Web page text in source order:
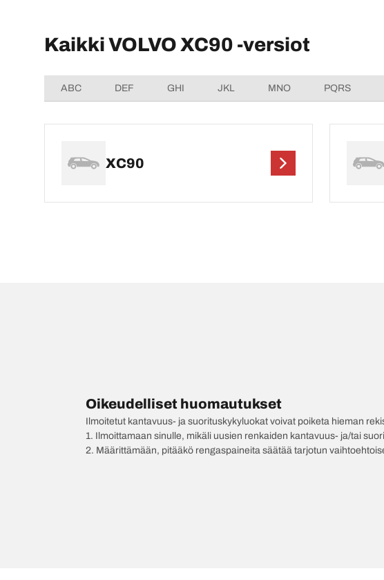
Kaikki VOLVO XC90 -versiot
ABC DEF GHI JKL MNO PQRS
XC90
Oikeudelliset huomautukset
Ilmoitetut kantavuus- ja suorituskykyluokat voivat poiketa hieman
1. Ilmoittamaan sinulle, mikäli uusien renkaiden kantavuus- ja/tai
2. Määrittämään, pitääkö rengaspaineita säätää tarjotun